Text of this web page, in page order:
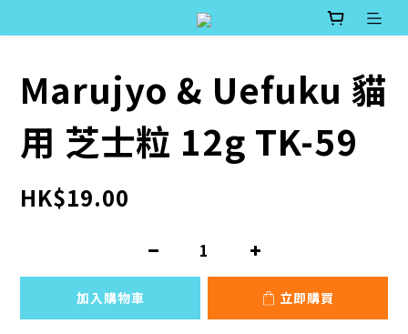
Marujyo & Uefuku 貓
用 芝士粒 12g TK-59
HK$19.00
加入購物車 立即購買